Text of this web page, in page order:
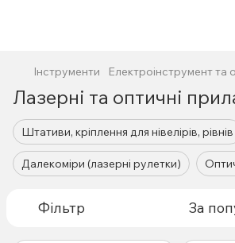
Інструменти Електроінструмент та
Лазерні та оптичні
Штативи, кріплення для нівелірів, рівнів
Далекоміри (лазерні рулетки)
Фільтр За